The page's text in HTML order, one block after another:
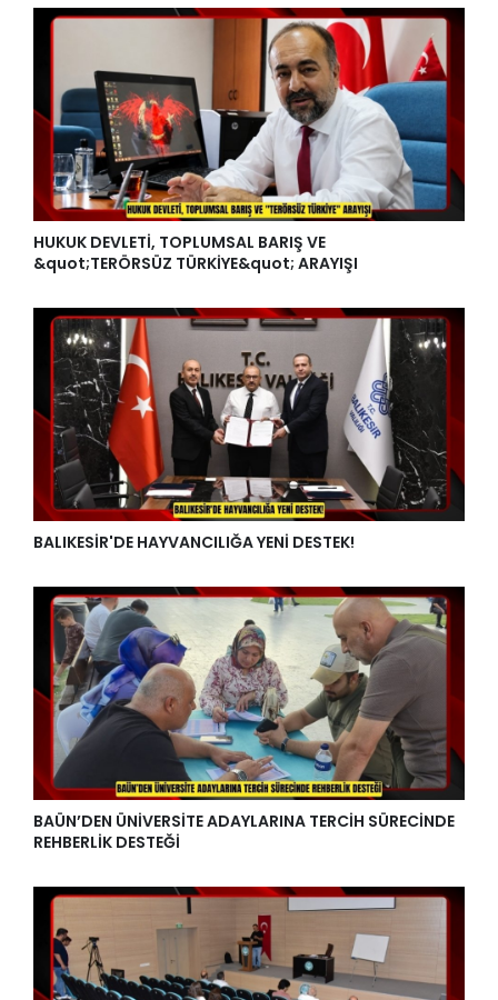
HUKUK DEVLETİ, TOPLUMSAL BARIŞ VE
&quot;TERÖRSÜZ TÜRKİYE&quot; ARAYIŞI
BALIKESİR'DE HAYVANCILIĞA YENİ DESTEK!
BAÜN’DEN ÜNİVERSİTE ADAYLARINA TERCİH SÜRECİNDE
REHBERLİK DESTEĞİ